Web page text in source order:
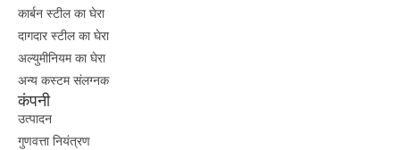
कार्बन स्टील का घेरा
दागदार स्टील का घेरा
अल्युमीनियम का घेरा
अन्य कस्टम संलग्नक
कंपनी
उत्पादन
गुणवत्ता नियंत्रण